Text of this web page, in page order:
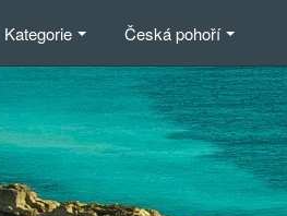
Kategorie Česká pohoří